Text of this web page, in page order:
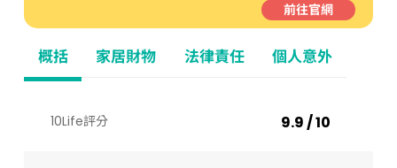
概括 家居財物 法律責任 個人意外
前往官網
10Life評分 9.9 / 10